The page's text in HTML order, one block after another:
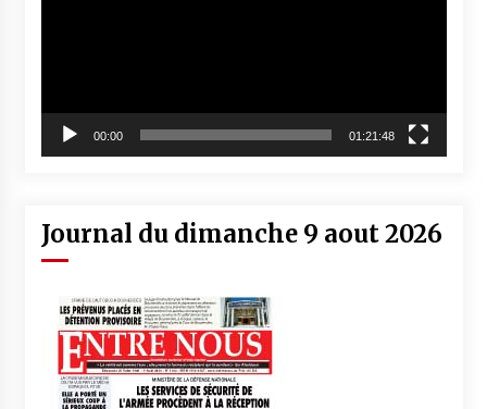
00:00 01:21:48
Journal du dimanche 9 aout 2026